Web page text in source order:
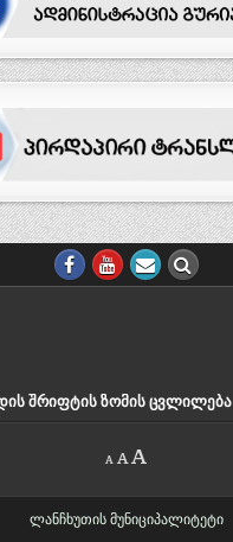
ᲨᲠᲘᲤᲢᲘᲡ ᲖᲝᲛᲘᲡ ᲪᲕᲚᲘᲚᲔᲑᲐ
A
Decrease
font
A Reset
size.
A
size.
ლანჩხუთის მუნიციპალიტეტი